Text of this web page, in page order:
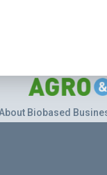
Biobased